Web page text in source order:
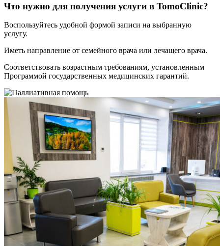
Что нужно для получения услуги в TomoClinic?
Воспользуйтесь удобной формой записи на выбранную
услугу.
Иметь направление от семейного врача или лечащего врача.
Соответствовать возрастным требованиям, установленным
Программой государственных медицинских гарантий.